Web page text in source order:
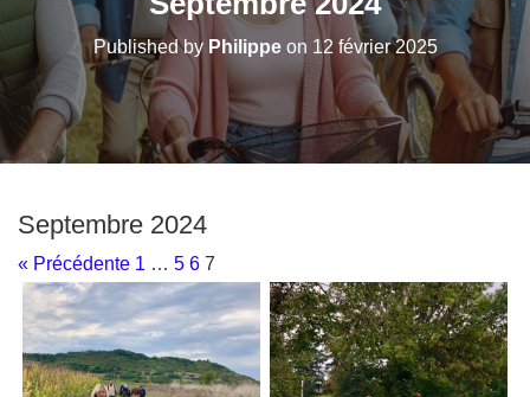
Published by Philippeon 12 février 2025
Septembre 2024
« Précédente 1 … 5 6 7